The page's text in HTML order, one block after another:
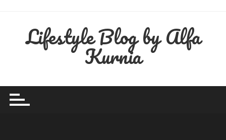
contentLifestyle Blog by Alfa
Kurnia